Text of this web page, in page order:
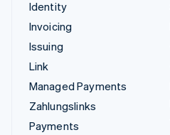
Identity
Invoicing
Issuing
Link
Managed Payments
Zahlungslinks
Payments